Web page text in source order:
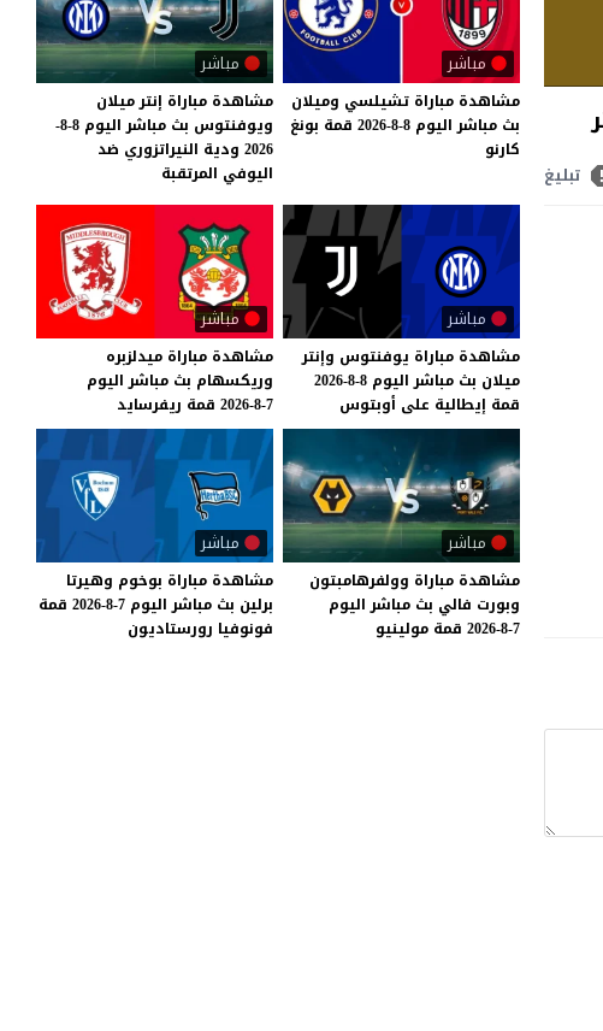
تبليغ
مباشر
مشاهدة مباراة تشيلسي وميلان
بث مباشر اليوم 8-8-2026 قمة بونغ
كارنو
مباشر
مشاهدة مباراة إنتر ميلان
ويوفنتوس بث مباشر اليوم 8-8-
2026 ودية النيراتزوري ضد
اليوفي المرتقبة
مباشر
مشاهدة مباراة يوفنتوس وإنتر
ميلان بث مباشر اليوم 8-8-2026
قمة إيطالية على أوبتوس
مباشر
مشاهدة مباراة ميدلزبره
وريكسهام بث مباشر اليوم
7-8-2026
قمة ريفرسايد
مباشر
مشاهدة مباراة وولفرهامبتون
وبورت فالي بث مباشر اليوم
7-8-2026
قمة مولينيو
مباشر
مشاهدة مباراة بوخوم وهيرتا
برلين بث مباشر اليوم 7-8-2026
قمة
فونوفيا رورستاديون